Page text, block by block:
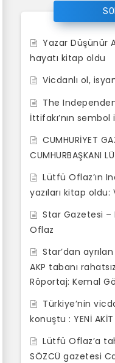
Yazar Düşünür
hayatı kitap oldu
Vicdanlı ol,
The
İttifakı’nın
CUMHURİYET
CUMHURBAŞKANI
Lütfü Oflaz’ın
yazıları kitap
Star Gazetesi –
Oflaz
Star’dan
AKP tabanı
Röportaj: Kemal
Türkiye’nin
konuştu : YENİ AKİT
Lütfü Oflaz’a
SÖZCÜ gazetesi